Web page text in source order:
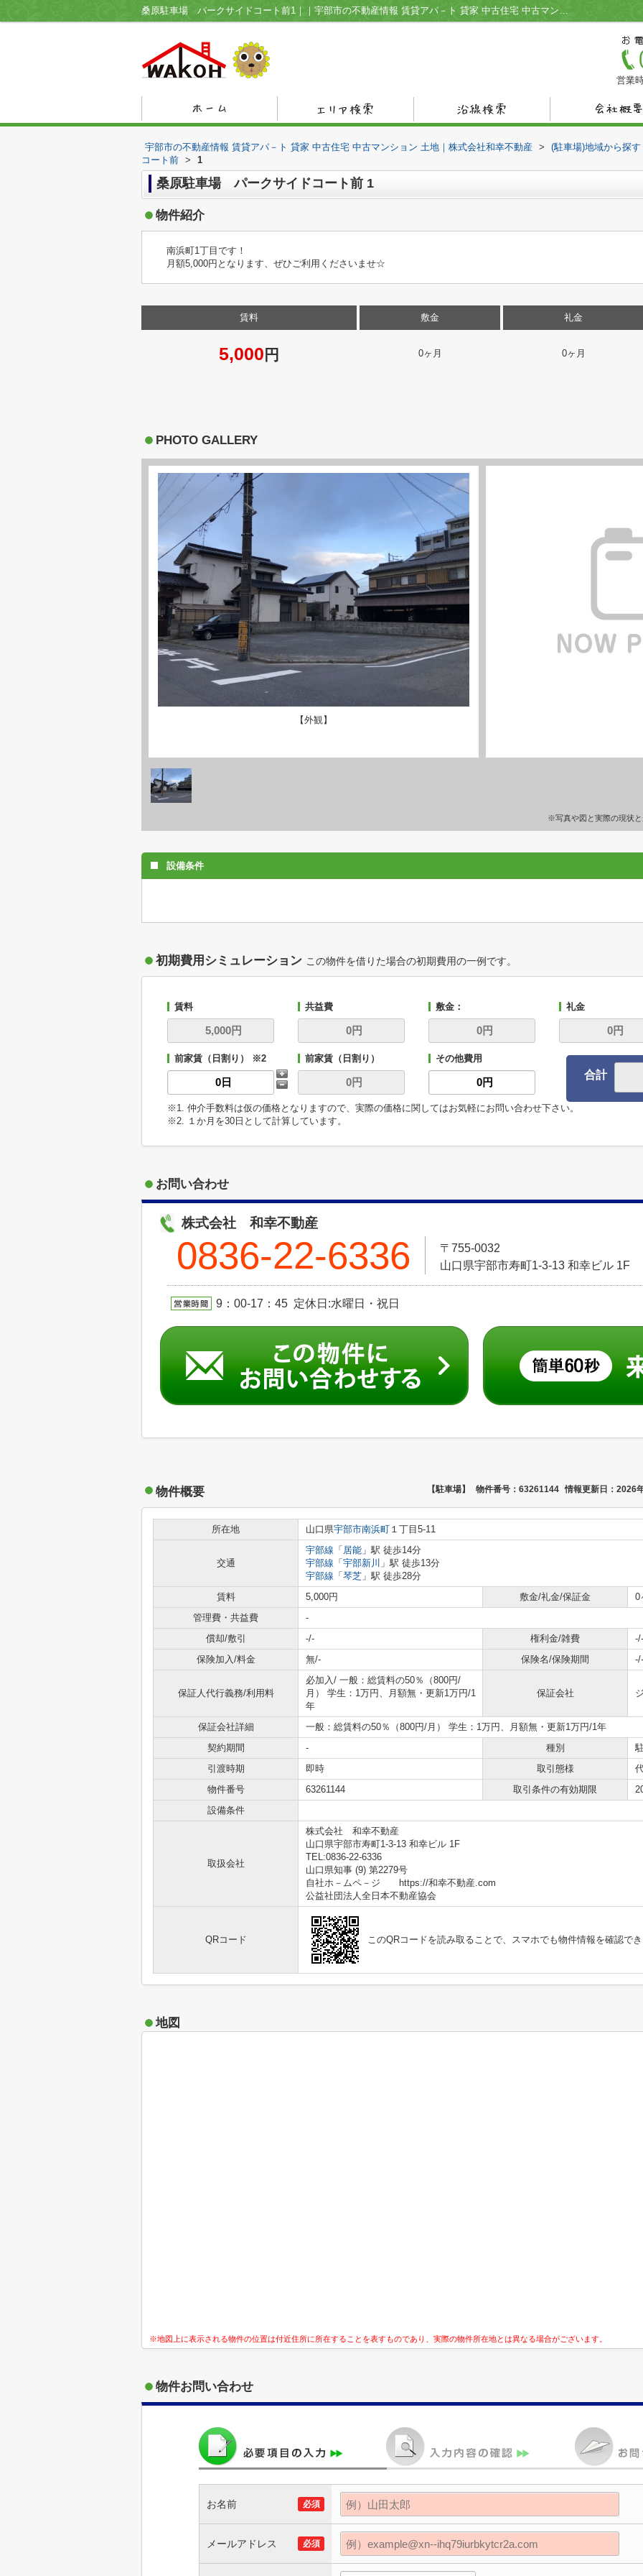
桑原駐車場 パークサイドコート前1｜｜宇部市の不動産情報 賃貸アパ－ト 貸家 中古住宅 中古マンション 土地｜株式会社和幸不動産
営業
宇部市の不動産情報 賃貸アパ－ト 貸家 中古住宅 中古マンション 土地｜株式会社和幸不動産 >
(駐車場)地域から探す
コート前 > 1
桑原駐車場 パークサイドコート前 1
物件紹介
南浜町1丁目です！
月額5,000円となります、ぜひご利用くださいませ☆
賃料
5,000 円
敷金
0ヶ月
礼金
0ヶ月
PHOTO GALLERY
【外観】
※写真や図と実際の現状
設備条件
初期費用シミュレーション この物件を借りた場合の初期費用の一例です。
賃料 共益費 敷金： 礼金
前家賃（日割り） ※2 前家賃（日割り） その他費用
合計
※1. 仲介手数料は仮の価格となりますので、実際の価格に関してはお気軽にお問い合わせ下さい。
※2. １か月を30日として計算しています。
お問い合わせ
株式会社 和幸不動産
0836-22-6336
〒755-0032
山口県宇部市寿町1-3-13 和幸ビル 1F
9：00-17：45 定休日:水曜日・祝日
物件概要 【駐車場】 物件番号：63261144 情報更新日：2026
所在地 山口県宇部市南浜町 １丁目5-11
交通
宇部線 「 居能 」駅 徒歩14分
宇部線 「 宇部新川 」駅 徒歩13分
宇部線 「 琴芝 」駅 徒歩28分
賃料
5,000円 敷金/礼金/保証金
0
管理費・共益費
-
償却/敷引
-/- 権利金/雑費
-/-
保険加入/料金
無/- 保険名/保険期間 -/-
保証人代行義務/利用料
必加入/ 一般：総賃料の50％（800円/
月） 学生：1万円、月額無・更新1万円/1
年
保証会社
保証会社詳細
一般：総賃料の50％（800円/月） 学生：1万円、月額無・更新1万円/1年
契約期間
- 種別
引渡時期
即時 取引態様
物件番号
63261144 取引条件の有効期限
設備条件
取扱会社
株式会社 和幸不動産
山口県宇部市寿町1-3-13 和幸ビル 1F
TEL:0836-22-6336
山口県知事 (9) 第2279号
自社ホ－ムペ－ジ https://和幸不動産.com
公益社団法人全日本不動産協会
QRコード このQRコードを読み取ることで、スマホでも物件情報を確認で
地図
※地図上に表示される物件の位置は付近住所に所在することを表すものであり、実際の物件所在地とは異なる場合がございます。
物件お問い合わせ
お名前 必須
メールアドレス 必須